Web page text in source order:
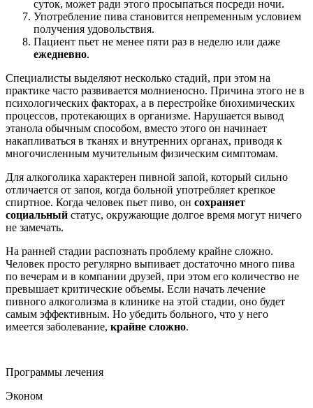
суток, может ради этого просыпаться посреди ночи.
Употребление пива становится непременным условием
получения удовольствия.
Пациент пьет не менее пяти раз в неделю или даже
ежедневно.
Специалисты выделяют несколько стадий, при этом на
практике часто развивается молниеносно. Причина этого не в
психологических факторах, а в перестройке биохимических
процессов, протекающих в организме. Нарушается вывод
этанола обычным способом, вместо этого он начинает
накапливаться в тканях и внутренних органах, приводя к
многочисленным мучительным физическим симптомам.
Для алкоголика характерен пивной запой, который сильно
отличается от запоя, когда больной употребляет крепкое
спиртное. Когда человек пьет пиво, он сохраняет
социальный статус, окружающие долгое время могут ничего
не замечать.
На ранней стадии распознать проблему крайне сложно.
Человек просто регулярно выпивает достаточно много пива
по вечерам и в компании друзей, при этом его количество не
превышает критические объемы. Если начать лечение
пивного алкоголизма в клинике на этой стадии, оно будет
самым эффективным. Но убедить больного, что у него
имеется заболевание, крайне сложно.
Программы лечения
Эконом